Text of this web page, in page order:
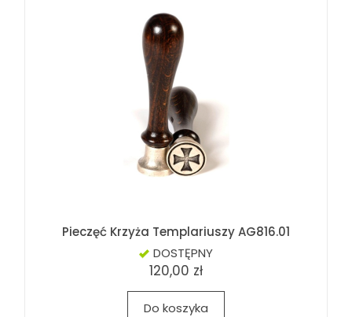
Pieczęć Krzyża Templariuszy AG816.01
DOSTĘPNY
120,00 zł
Do koszyka